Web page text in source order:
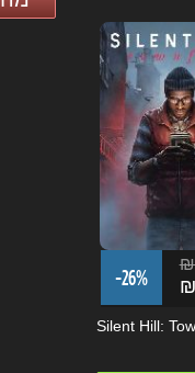
-26%
הזמן